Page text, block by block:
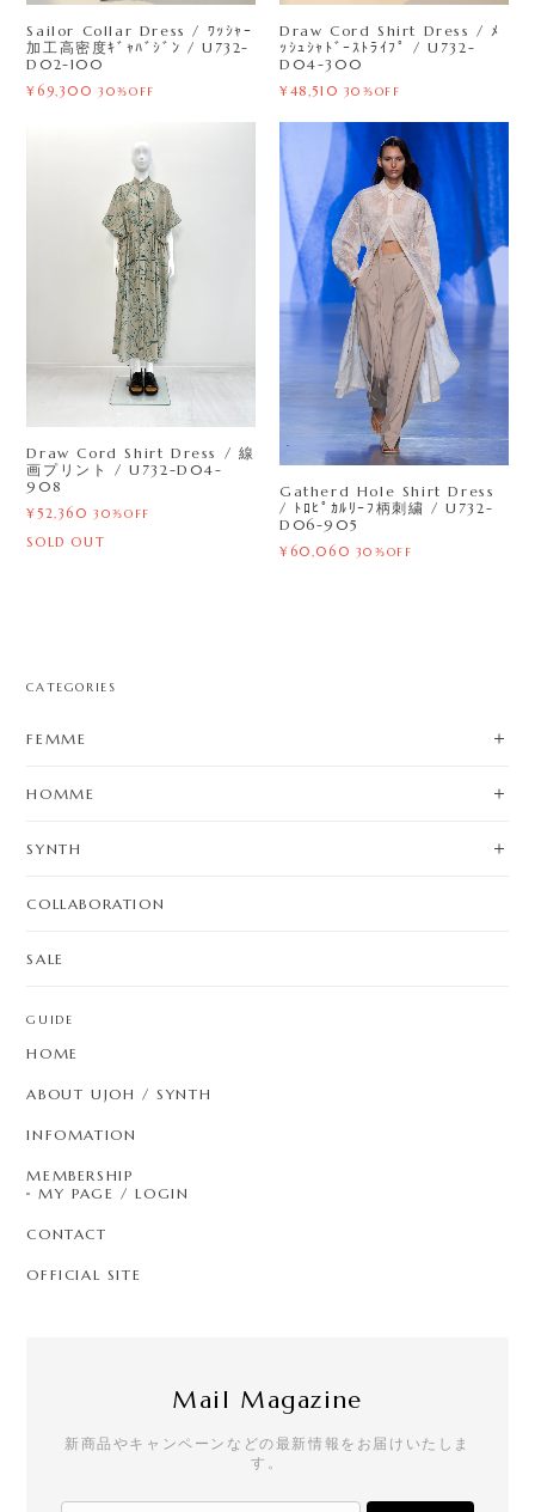
Sailor Collar Dress / ﾜｯｼｬｰ
加工高密度ｷﾞｬﾊﾞｼﾞﾝ / U732-
D02-100
¥69,300 30%OFF
Draw Cord Shirt Dress / ﾒ
ｯｼｭｼｬﾄﾞｰｽﾄﾗｲﾌﾟ / U732-
D04-300
¥48,510 30%OFF
Draw Cord Shirt Dress / 線
画プリント / U732-D04-
908
¥52,360 30%OFF
SOLD OUT
Gatherd Hole Shirt Dress
/ ﾄﾛﾋﾟｶﾙﾘｰﾌ柄刺繍 / U732-
D06-905
¥60,060 30%OFF
CATEGORIES
FEMME
HOMME
SYNTH
COLLABORATION
SALE
GUIDE
HOME
ABOUT UJOH / SYNTH
INFOMATION
MEMBERSHIP
MY PAGE / LOGIN
CONTACT
OFFICIAL SITE
Mail Magazine
新商品やキャンペーンなどの最新情報をお届けいたしま
す。